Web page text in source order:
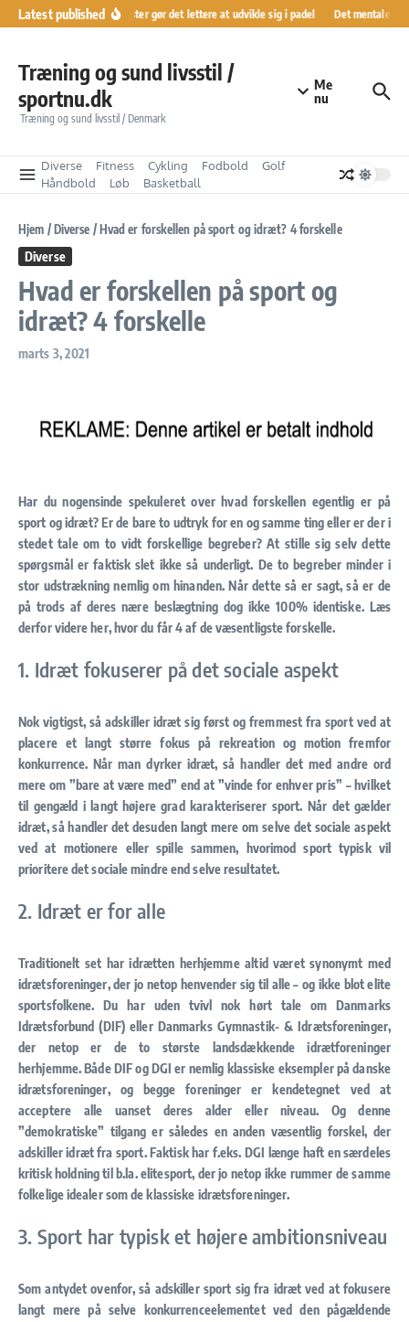
Fortsæt til indhold
Latest publishedRanglister gør det lettere at udvikle sig i padel Det mentale
Træning og sund livsstil /
sportnu.dk
Træning og sund livsstil / Denmark
Me
nu
Diverse Fitness Cykling Fodbold
Golf
Håndbold
Løb Basketball
Hjem / Diverse / Hvad er forskellen på sport og idræt? 4 forskelle
Diverse
Hvad er forskellen på sport og
idræt? 4 forskelle
marts 3, 2021
Har du nogensinde spekuleret over hvad forskellen egentlig er på
sport og idræt? Er de bare to udtryk for en og samme ting eller er der i
stedet tale om to vidt forskellige begreber? At stille sig selv dette
spørgsmål er faktisk slet ikke så underligt. De to begreber minder i
stor udstrækning nemlig om hinanden. Når dette så er sagt, så er de
på trods af deres nære beslægtning dog ikke 100% identiske. Læs
derfor videre her, hvor du får 4 af de væsentligste forskelle.
1. Idræt fokuserer på det sociale aspekt
Nok vigtigst, så adskiller idræt sig først og fremmest fra sport ved at
placere et langt større fokus på rekreation og motion fremfor
konkurrence. Når man dyrker idræt, så handler det med andre ord
mere om ”bare at være med” end at ”vinde for enhver pris” – hvilket
til gengæld i langt højere grad karakteriserer sport. Når det gælder
idræt, så handler det desuden langt mere om selve det sociale aspekt
ved at motionere eller spille sammen, hvorimod sport typisk vil
prioritere det sociale mindre end selve resultatet.
2. Idræt er for alle
Traditionelt set har idrætten herhjemme altid været synonymt med
idrætsforeninger, der jo netop henvender sig til alle – og ikke blot elite
sportsfolkene. Du har uden tvivl nok hørt tale om Danmarks
Idrætsforbund (DIF) eller Danmarks Gymnastik- & Idrætsforeninger,
der netop er de to største landsdækkende idrætforeninger
herhjemme. Både DIF og DGI er nemlig klassiske eksempler på danske
idrætsforeninger, og begge foreninger er kendetegnet ved at
acceptere alle uanset deres alder eller niveau. Og denne
”demokratiske” tilgang er således en anden væsentlig forskel, der
adskiller idræt fra sport. Faktisk har f.eks. DGI længe haft en særdeles
kritisk holdning til b.la. elitesport, der jo netop ikke rummer de samme
folkelige idealer som de klassiske idrætsforeninger.
3. Sport har typisk et højere ambitionsniveau
Som antydet ovenfor, så adskiller sport sig fra idræt ved at fokusere
langt mere på selve konkurrenceelementet ved den pågældende